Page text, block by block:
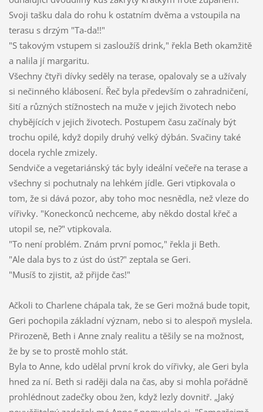
Svoji tašku dala do rohu k ostatním dvěma a vstoupila na
terasu s drzým "Ta-da!!"
"S takovým vstupem si zasloužíš drink," řekla Beth okamžitě
a nalila jí margaritu.
Všechny čtyři dívky seděly na terase, opalovaly se a užívaly
si nečinného klábosení. Řeč byla především o zahradničení,
šití a různých stížnostech na muže v jejich životech nebo
chybějících v jejich životech. Postupem času začínaly být
trochu opilé, když dopily druhý velký dýbán. Svačiny také
docela rychle zmizely.
Sendviče a vegetariánský tác byly ideální večeře na terase a
všechny si pochutnaly na lehkém jídle. Geri vtipkovala o
tom, že si dává pozor, aby toho moc nesnědla, než vleze do
vířivky. "Koneckonců nechceme, aby někdo dostal křeč a
utopil se, ne?" vtipkovala.
"To není problém. Znám první pomoc," řekla ji Beth.
"Ale dala bys to z úst do úst?" zeptala se Geri.
"Musíš to zjistit, až přijde čas!"
Ačkoli to Charlene chápala tak, že se Geri možná bude topit,
Geri pochopila základní význam, nebo si to alespoň myslela.
Přirozeně, Beth i Anne znaly realitu a těšily se na možnost,
že by se to prostě mohlo stát.
Byla to Anne, kdo udělal první krok do vířivky, ale Geri byla
hned za ní. Beth si raději dala na čas, aby si mohla pořádně
prohlédnout zadečky obou žen, když lezly dovnitř. „Jaký